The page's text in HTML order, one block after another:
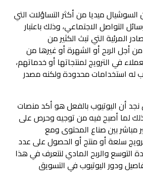
ميديا من أكثر التساؤلات التي
التواصل الاجتماعي، وذلك باعتبار
المرئية التي تبث الكثير من
أجل الربح أو الشهرة أو غيرها من
في الترويج لمنتجاتها أو خدماتهم،
له استخدامات محدودة ولكنه مصدر
نجد أن اليوتيوب بالفعل هو أكد منصات
لما أصبح فيه من توجيه وحرص على
مباشر بين صناع المحتوى ومع
سلعة أو منتج أو الحصول على عدد
التوسع والربح المادي لنتعرف في هذا
ودور اليوتيوب في التسويق